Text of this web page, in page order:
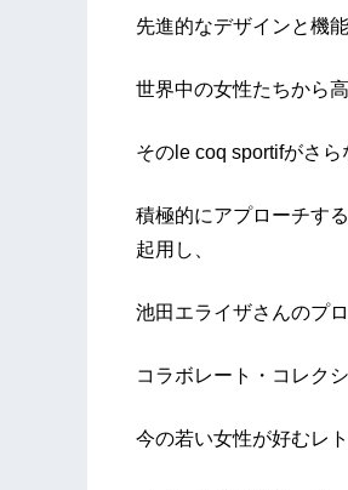
先進的なデザインと機
世界中の女性たちから
そのle coq sportifがさ
積極的にアプローチす
起用し、
池田エライザさんのプ
コラボレート・コレク
今の若い女性が好むレ